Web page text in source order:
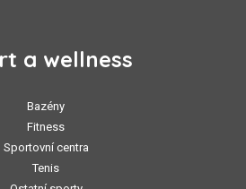
a wellness
Bazény
Fitness
Sportovní centra
Tenis